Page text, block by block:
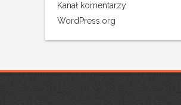
Kanał komentarzy
WordPress.org